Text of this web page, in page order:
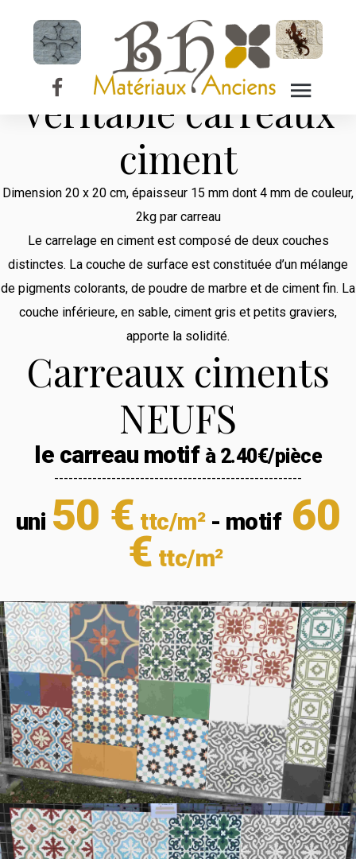
Les Carreaux
Ciment
Véritable carreaux
ciment
Dimension 20 x 20 cm, épaisseur 15 mm dont 4 mm de couleur,
2kg par carreau
Le carrelage en ciment est composé de deux couches
distinctes. La couche de surface est constituée d’un mélange
de pigments colorants, de poudre de marbre et de ciment fin. La
couche inférieure, en sable, ciment gris et petits graviers,
apporte la solidité.
Carreaux ciments
NEUFS
le carreau motif à 2.40€/pièce
----------------------------------------------------
uni 50 € ttc/m² - motif 60
€ ttc/m²